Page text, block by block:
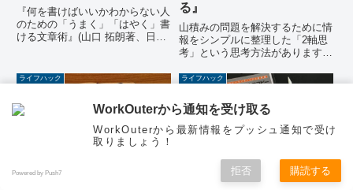
『何を書けばいいかわからない人
のための「うまく」「はやく」書
ける文章術』(山口 拓朗著、日本
がうまく書けない」という悩みを
解決することです。「うまく」
者...
る』
山積みの問題を解決するために情
報をシンプルに整理した「2軸思
考」という思考方法があります。
軸で整理して考える」というもの
著、KADOKAWA)の主旨は、
「複雑な問題をシンプルに整理...
ライフハック
図は、考えを磨き上げるツ
ライフハック
【マイクロコピー】コスト
トップ サイドバー
WorkOuterから通知を受け取る
WorkOuterから最新情報をプッシュ通知で受け
取りましょう！
Powered by Push7 拒否 購読する